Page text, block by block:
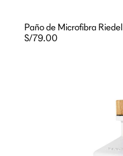
Paño de Microfibra Riedel
S/79.00